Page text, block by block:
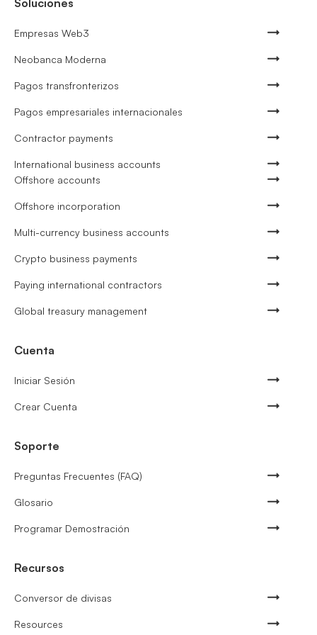
Empresas Web3
Neobanca Moderna
Pagos transfronterizos
Pagos empresariales internacionales
Contractor payments
International business accounts
Offshore accounts
Offshore incorporation
Multi-currency business accounts
Crypto business payments
Paying international contractors
Global treasury management
Cuenta
Iniciar Sesión
Crear Cuenta
Soporte
Preguntas Frecuentes (FAQ)
Glosario
Programar Demostración
Recursos
Conversor de divisas
Resources